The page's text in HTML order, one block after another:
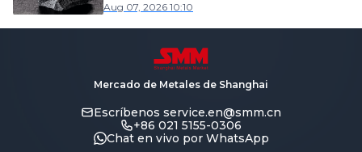
Aug 07, 2026 10:10
Mercado de Metales de Shanghai
Escríbenos service.en@smm.cn
+86 021 5155-0306
Chat en vivo por WhatsApp